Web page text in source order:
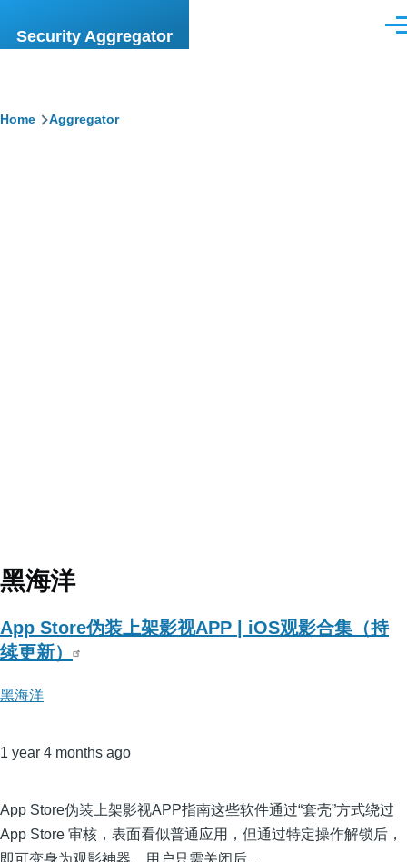
Security Aggregator
Breadcrumb
Home Aggregator
黑海洋
App Store伪装上架影视APP | iOS观影合集（持
续更新）
黑海洋
1 year 4 months ago
App Store伪装上架影视APP指南这些软件通过“套壳”方式绕过
App Store 审核，表面看似普通应用，但通过特定操作解锁后，
即可变身为观影神器。用户只需关闭后...